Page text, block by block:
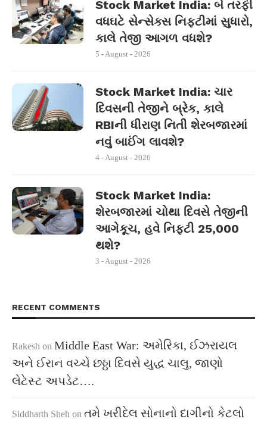
Stock Market India: બે તરફી
વધઘટે સેન્સેક્સ નિફ્ટીમાં સુધારો,
કાલે તેજી આગળ વધશે?
5 - August - 2026
Stock Market India: ચાર
દિવસની તેજીને બ્રેક, કાલે
RBIની ધીરાણ નિતી શેરબજારમાં
નવું બાઈંગ લાવશે?
4 - August - 2026
Stock Market India:
શેરબજારમાં ચોથા દિવસે તેજીની
આગેકૂચ, હવે નિફ્ટી 25,000
થશે?
3 - August - 2026
RECENT COMMENTS
Rakesh on Middle East War: અમેરિકા, ઈઝરાયલ
અને ઈરાન વચ્ચે છઠ્ઠા દિવસે યુદ્ધ ચાલુ, જાણો
લેટેસ્ટ અપડેટ….
Siddharth Sheh on તમે ખરીદેલ સોનાનો દાગીનો કેટલો